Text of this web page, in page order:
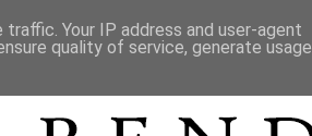
Your IP address and user-agent
quality of service, generate usage